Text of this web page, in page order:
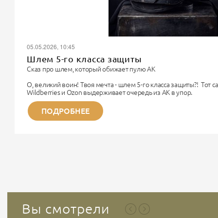
05.05.2026, 10:45
Шлем 5-го класса защиты
Сказ про шлем, который обижает пулю АК
О, великий воин! Твоя мечта - шлем 5-го класса защиты?! Тот
Wildberries и Ozon выдерживает очередь из АК в упор.
Поздравляю. Ты хочешь купить чугунный унитаз, чтобы надеть
Немного физики для прояснения сознания.
Дорогой Рембо, 5-й класс бронезащиты (по старому ГОСТу) -
ПОДРОБНЕЕ
Вы смотрели